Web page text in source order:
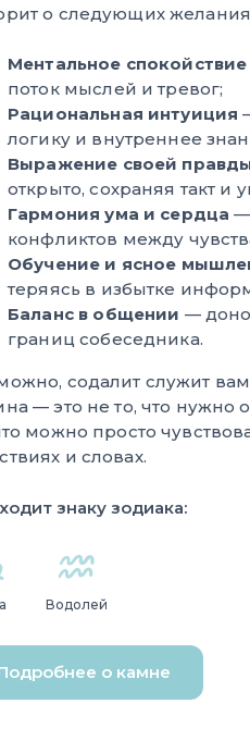
о следующих
Ментальное спокойствие
поток мыслей и тревог;
Рациональная интуиция
логику и внутреннее
Выражение своей
открыто, сохраняя такт и
Гармония ума и сердца —
конфликтов между
Обучение и ясное
теряясь в избытке
Баланс в общении —
границ собеседника.
содалит служит
— это не то, что нужно
можно просто
и словах.
знаку зодиака:
Водолей
о камне